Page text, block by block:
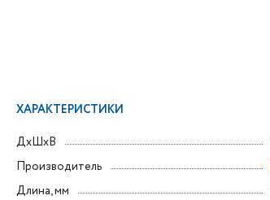
ХАРАКТЕРИСТИКИ
ДxШxВ
Производитель
Длина, мм